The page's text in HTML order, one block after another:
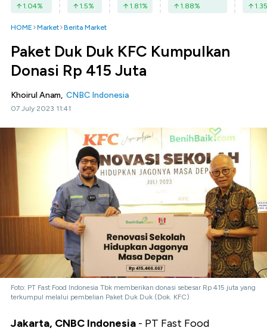
1.04% 1.5% 1.81% 1.88% 1.35
HOME Market Berita Market
Paket Duk Duk KFC Kumpulkan
Donasi Rp 415 Juta
Khoirul Anam, CNBC Indonesia
07 July 2023 11:41
Foto: PT Fast Food Indonesia Tbk memberikan donasi sebesar Rp 415 juta yang
terkumpul melalui pembelian Paket Duk Duk (Dok. KFC)
Jakarta, CNBC Indonesia - PT Fast Food